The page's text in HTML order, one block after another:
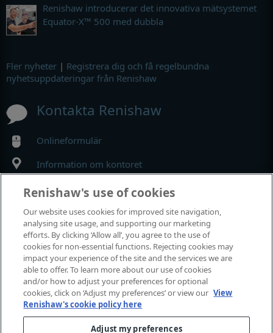
Renishaw introducerar det innovativa mätsystemet
Equator-X™ 500 med dubbla
Fler nyheter | Registrera dig och få regelbundna
nyhetsuppdateringar från Renishaw
Kontakta Renishaw
Onlineformulär
Information om kontoret
MyRenishaw
Webbutik
Utställningar och konferenser
Tillställningar där vi deltar
Renishaw's use of cookies
Our website uses cookies for improved site navigation,
analysing site usage, and supporting our marketing
efforts. By clicking ‘Allow all’, you agree to the use of
cookies for non-essential functions. Rejecting cookies may
impact your experience of the site and the services we are
able to offer. To learn more about our use of cookies
and/or how to adjust your preferences for optional
cookies, click on ‘Adjust my preferences’ or view our View
Renishaw's cookie policy here
Adjust my preferences